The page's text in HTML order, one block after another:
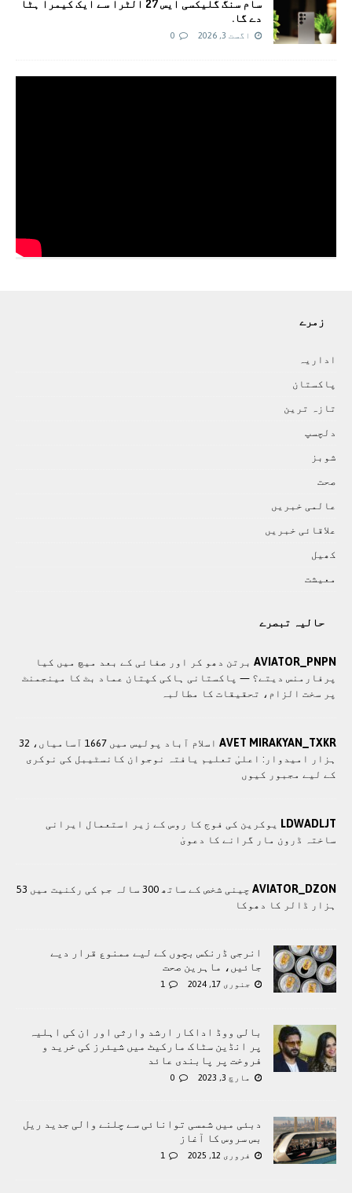
سام سنگ گلیکسی ایس 27 الٹرا سے ایک کیمرا ہٹا
دے گا.
اگست 3, 2026 0
زمرے
اداريہ
پاکستان
تازہ ترين
دلچسپ
شوبز
صحت
عالمی خبريں
علاقائی خبريں
کھيل
معيشت
حالیہ تبصرے
AVIATOR_PNPN برتن دھو کر اور صفائی کے بعد میچ میں کیا
پرفارمنس دیتے؟ — پاکستانی ہاکی کپتان عماد بٹ کا مینجمنٹ
پر سخت الزام، تحقیقات کا مطالبہ
AVET MIRAKYAN_TXKR
اسلام آباد پولیس میں 1667 آسامیاں، 32
ہزار امیدوار: اعلیٰ تعلیم یافتہ نوجوان کانسٹیبل کی نوکری
کے لیے مجبور کیوں
LDWADLJT یوکرین کی فوج کا روس کے زیر استعمال ایرانی
ساختہ ڈرون مار گرانے کا دعویٰ
AVIATOR_DZON
چینی شخص کے ساتھ 300 سالہ جم کی رکنیت میں 53
ہزار ڈالر کا دھوکا
انرجی ڈرنکس بچوں کے لیے ممنوع قرار دیے
جائیں، ماہرین صحت
جنوری 17, 2024 1
بالی ووڈ اداکار ارشد وارثی اور ان کی اہلیہ
پر انڈین سٹاک مارکیٹ میں شیئرز کی خرید و
فروخت پر پابندی عائد
مارچ 3, 2023 0
دبئی میں شمسی توانائی سے چلنے والی جدید ریل
بس سروس کا آغاز
فروری 12, 2025 1